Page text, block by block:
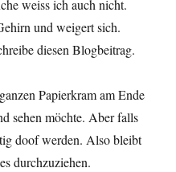
weiss ich auch nicht.
und weigert sich.
diesen Blogbeitrag.
Papierkram am Ende
sehen möchte. Aber falls
doof werden. Also bleibt
durchzuziehen.